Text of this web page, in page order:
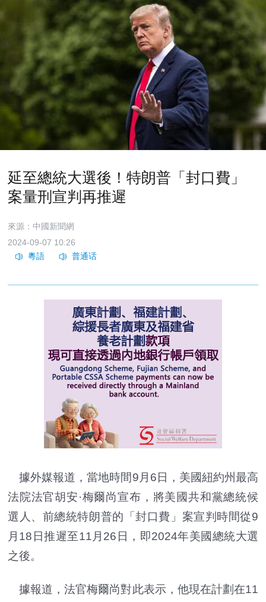
延至總統大選後！特朗普「封口費」
案量刑宣判再推遲
來源：中國新聞網
2024-09-07 10:26
據外媒報道，當地時間9月6日，美國紐約州最高
法院法官胡安·梅爾尚宣布，將美國共和黨總統候
選人、前總統特朗普的「封口費」案宣判時間從9
月18日推遲至11月26日，即2024年美國總統大選
之後。
據報道，法官梅爾尚對此表示，他現在計劃在11